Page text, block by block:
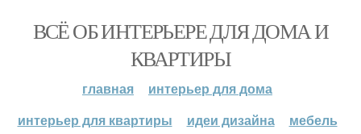
ВСЁ ОБ ИНТЕРЬЕРЕ ДЛЯ ДОМА И
КВАРТИРЫ
главная
интерьер для дома
интерьер для квартиры
идеи дизайна мебель